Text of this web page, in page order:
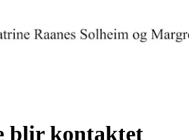
blir kontaktet